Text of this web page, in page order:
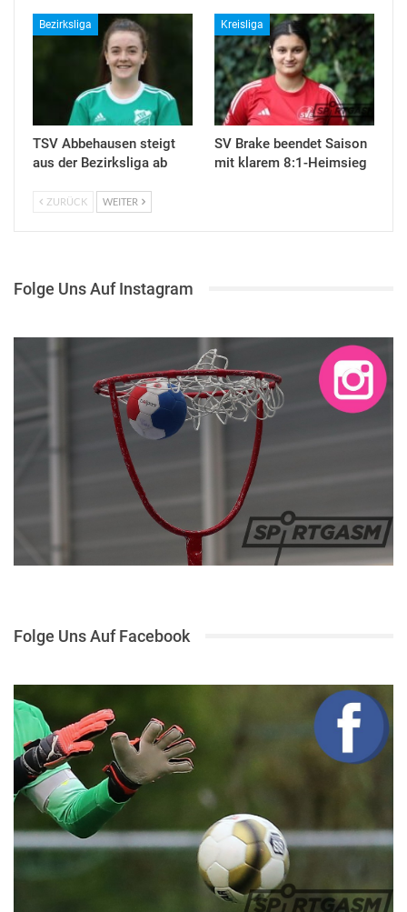
Bezirksliga
TSV Abbehausen steigt
aus der Bezirksliga ab
Kreisliga
SV Brake beendet Saison
mit klarem 8:1-Heimsieg
ZURÜCK WEITER
Folge Uns Auf Instagram
Folge Uns Auf Facebook